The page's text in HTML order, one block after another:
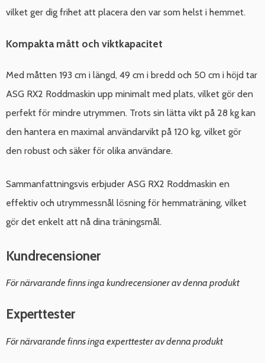
vilket ger dig frihet att placera den var som helst i hemmet.
Kompakta mått och viktkapacitet
Med måtten 193 cm i längd, 49 cm i bredd och 50 cm i höjd tar
ASG RX2 Roddmaskin upp minimalt med plats, vilket gör den
perfekt för mindre utrymmen. Trots sin lätta vikt på 28 kg kan
den hantera en maximal användarvikt på 120 kg, vilket gör
den robust och säker för olika användare.
Sammanfattningsvis erbjuder ASG RX2 Roddmaskin en
effektiv och utrymmessnål lösning för hemmaträning, vilket
gör det enkelt att nå dina träningsmål.
Kundrecensioner
För närvarande finns inga kundrecensioner av denna produkt
Experttester
För närvarande finns inga experttester av denna produkt